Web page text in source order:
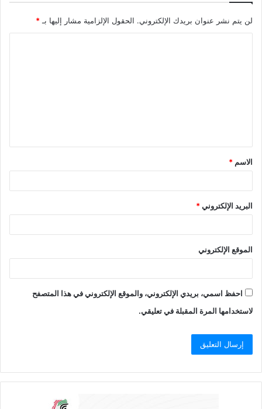
لن يتم نشر عنوان بريدك الإلكتروني. الحقول الإلزامية مشار إليها بـ *
الاسم *
البريد الإلكتروني*
الموقع الإلكتروني
احفظ اسمي، بريدي الإلكتروني، والموقع الإلكتروني في هذا المتصفح
لاستخدامها المرة المقبلة في تعليقي.